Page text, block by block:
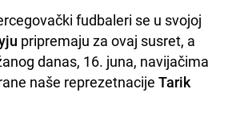
fudbaleri se u svojoj
pripremaju za ovaj susret, a
danas, 16. juna, navijačima
naše reprezetnacije Tarik